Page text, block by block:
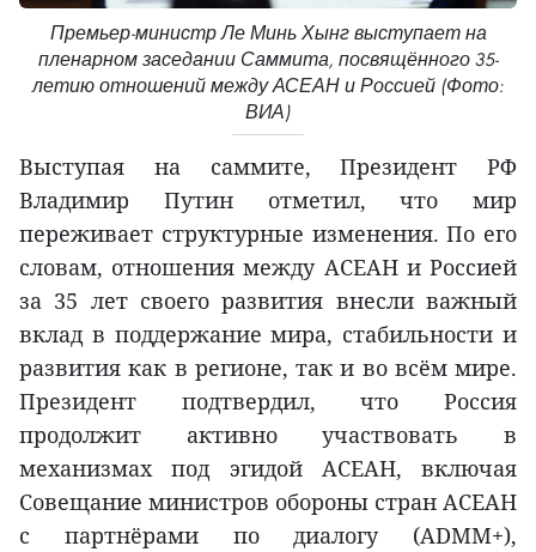
Премьер-министр Ле Минь Хынг выступает на
пленарном заседании Саммита, посвящённого 35-
летию отношений между АСЕАН и Россией (Фото:
ВИА)
Выступая на саммите, Президент РФ
Владимир Путин отметил, что мир
переживает структурные изменения. По его
словам, отношения между АСЕАН и Россией
за 35 лет своего развития внесли важный
вклад в поддержание мира, стабильности и
развития как в регионе, так и во всём мире.
Президент подтвердил, что Россия
продолжит активно участвовать в
механизмах под эгидой АСЕАН, включая
Совещание министров обороны стран АСЕАН
с партнёрами по диалогу (ADMM+),